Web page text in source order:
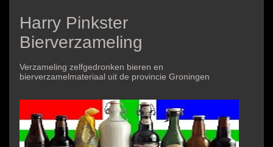
Harry Pinkster
Bierverzameling
Verzameling zelfgedronken bieren en
bierverzamelmateriaal uit de provincie Groningen